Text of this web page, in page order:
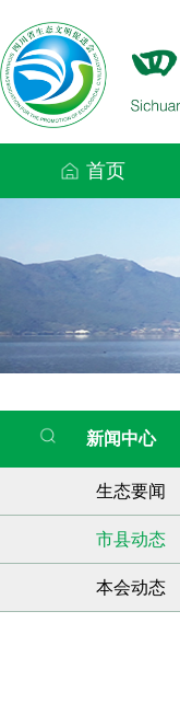
首页
新闻中心
生态要闻
市县动态
本会动态